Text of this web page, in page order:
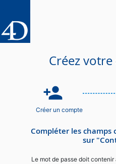
Créez
person_add
Créer un compte
Compléter les champs
sur
Le mot de passe doit